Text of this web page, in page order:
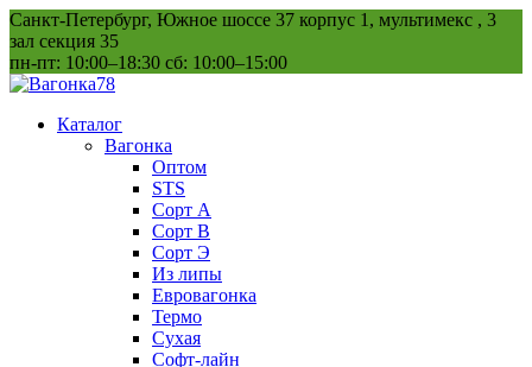
Перейти
к
содержанию
Санкт-Петербург, Южное шоссе 37 корпус 1, мультимекс , 3
зал секция 35
пн-пт: 10:00–18:30 сб: 10:00–15:00
Каталог
Вагонка
Оптом
STS
Сорт А
Сорт В
Сорт Э
Из липы
Евровагонка
Термо
Сухая
Софт-лайн